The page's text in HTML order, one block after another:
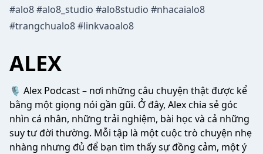
#alo8 #alo8_studio #alo8studio #nhacaialo8
#trangchualo8 #linkvaoalo8
ALEX
🎙️ Alex Podcast – nơi những câu chuyện thật được kể
bằng một giọng nói gần gũi. Ở đây, Alex chia sẻ góc
nhìn cá nhân, những trải nghiệm, bài học và cả những
suy tư đời thường. Mỗi tập là một cuộc trò chuyện nhẹ
nhàng nhưng đủ để bạn tìm thấy sự đồng cảm, một ý